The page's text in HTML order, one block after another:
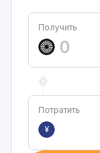
Получить
Потратить
¥